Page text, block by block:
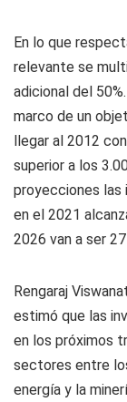
En lo que
relevante se
adicional del
marco de un
llegar al 2012
superior a los
proyecciones
en el 2021
2026 van a ser
Rengaraj
estimó que las
en los próximos
sectores entre
energía y la